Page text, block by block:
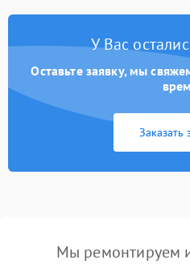
У Вас
Оставьте заявку, мы
Заказать
Мы ремонтируем